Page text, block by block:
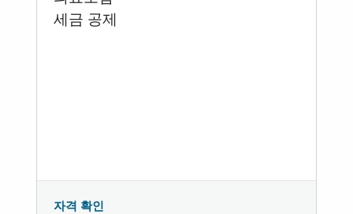
세금 공제
자격 확인